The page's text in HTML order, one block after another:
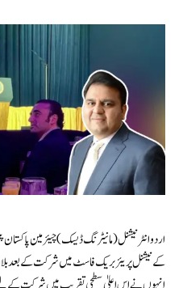
اردو انٹرنیشنل (مانیٹرنگ ڈیسک) چیئرمین پاکستان
کے نیشنل پریئر بریک فاسٹ میں شرکت کے بعد